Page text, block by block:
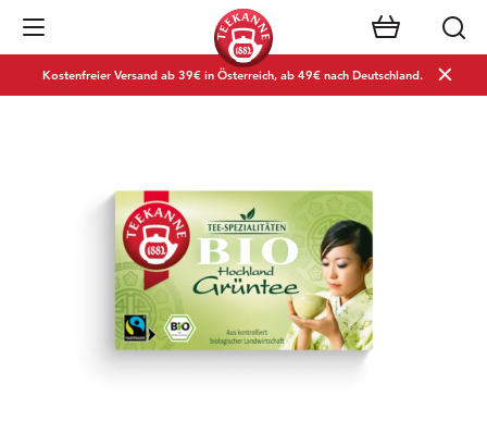
Navigation öffnen
Kostenfreier Versand ab 39€ in Österreich, ab 49€ nach Deutschland.